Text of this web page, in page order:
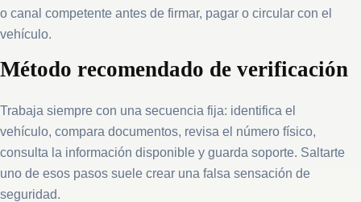
o canal competente antes de firmar, pagar o circular con el
vehículo.
Método recomendado de verificación
Trabaja siempre con una secuencia fija: identifica el
vehículo, compara documentos, revisa el número físico,
consulta la información disponible y guarda soporte. Saltarte
uno de esos pasos suele crear una falsa sensación de
seguridad.